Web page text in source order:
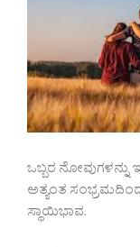
ಒಬ್ಬರ ನೋವುಗಳನ್ನು
ಅತ್ಯಂತ
ಸ್ಥಾಯಿಭಾವ.